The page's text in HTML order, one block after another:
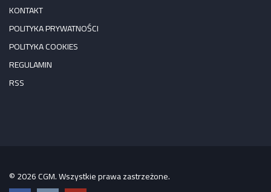
KONTAKT
POLITYKA PRYWATNOŚCI
POLITYKA COOKIES
REGULAMIN
RSS
© 2026 CGM. Wszystkie prawa zastrzeżone.